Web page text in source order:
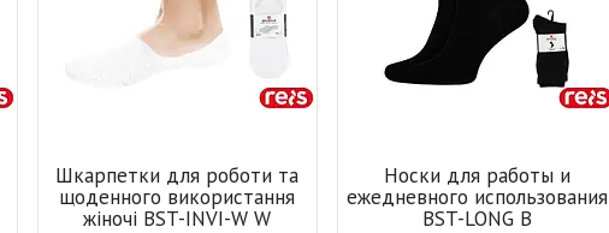
Шкарпетки для роботи та
щоденного використання
жіночі BST-INVI-W W
Носки для работы и
ежедневного использования
BST-LONG B